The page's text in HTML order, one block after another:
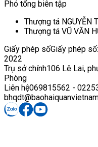
Phó tổng biên tập
Thượng tá NGUYỄN
Thượng tá VŨ VĂN
Giấy phép sốGiấy phép
2022
Trụ sở chính106 Lê Lai,
Phòng
Liên hệ069815562 -